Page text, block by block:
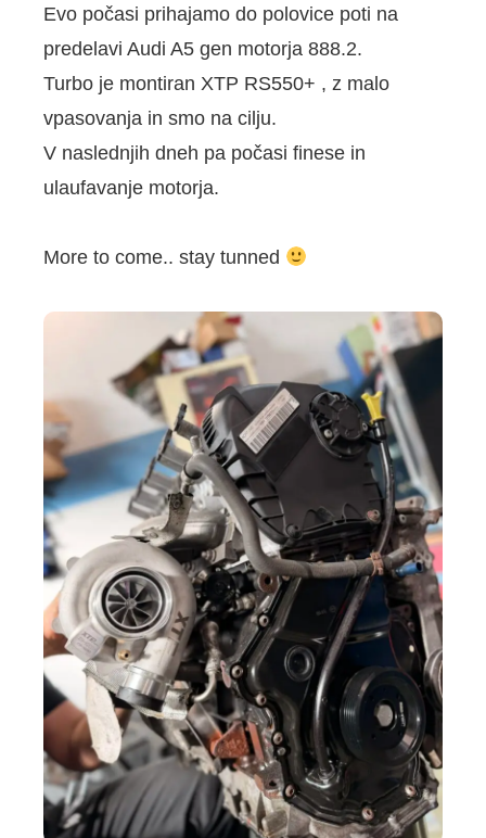
Evo počasi prihajamo do polovice poti na
predelavi Audi A5 gen motorja 888.2.
Turbo je montiran XTP RS550+ , z malo
vpasovanja in smo na cilju.
V naslednjih dneh pa počasi finese in
ulaufavanje motorja.
More to come.. stay tunned